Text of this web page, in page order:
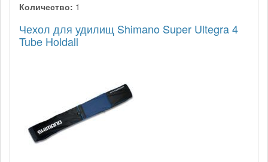
Количество: 1
Чехол для удилищ Shimano Super Ultegra 4
Tube Holdall